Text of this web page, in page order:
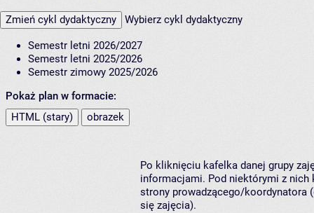
Zmień cykl dydaktyczny Wybierz cykl dydaktyczny
Semestr letni 2026/2027
Semestr letni 2025/2026
Semestr zimowy 2025/2026
Pokaż plan w formacie:
HTML (stary)
obrazek
Po kliknięciu kafelka danej grupy
informacjami. Pod niektórymi z nich
strony prowadzącego/koordynatora
się zajęcia).